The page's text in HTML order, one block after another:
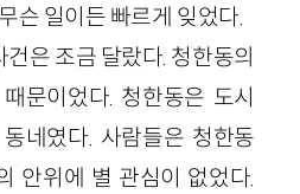
슨 일이든 빠르게 잊었다.
은 조금 달랐다. 청한동의
문이었다. 청한동은 도시
네였다. 사람들은 청한동
안위에 별 관심이 없었다.